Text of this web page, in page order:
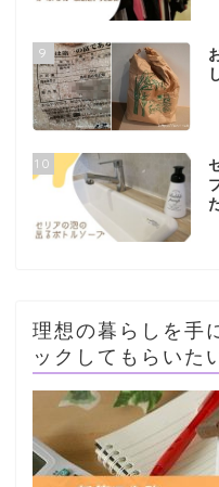
9
10
理想の暮らしを手
ックしてもらいた